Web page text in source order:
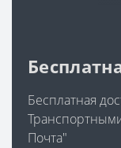
Бесплатная
Почта"